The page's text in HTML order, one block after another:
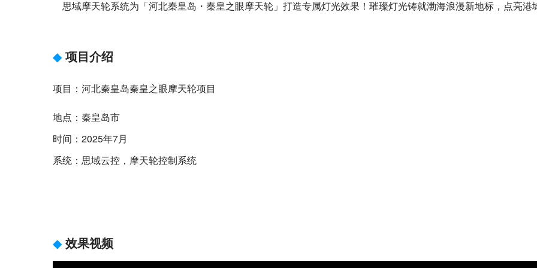
思域摩天轮系统为「河北秦皇岛・秦皇之眼摩天轮」打造专属灯光效果！璀璨灯光铸就渤海浪漫新地标，点亮港
◆ 项目介绍
项目：河北秦皇岛秦皇之眼摩天轮项目
地点：秦皇岛市
时间：2025年7月
系统：思域云控，摩天轮控制系统
◆ 效果视频